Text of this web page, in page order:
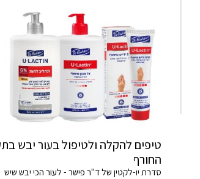
טיפים להקלה ולטיפול בעור יבש
החורף
סדרת יו-לקטין של ד"ר פישר - לעור הכי יבש שיש